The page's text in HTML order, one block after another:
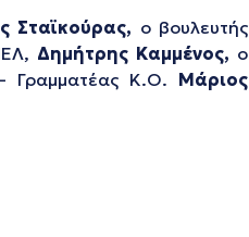
Σταϊκούρας, ο βουλευτής
Δημήτρης Καμμένος, ο
Γραμματέας Κ.Ο. Μάριος